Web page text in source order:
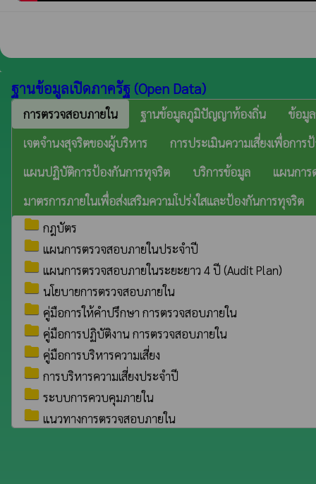
ฐานข้อมูลเปิดภาครัฐ (Open Data)
การตรวจสอบภายใน ฐานข้อมูลภูมิปัญญาท้องถิ่น
ข้อมู
เจตจำนงสุจริตของผู้บริหาร
การประเมินความเสี่ยงเพื่อการ
แผนปฏิบัติการป้องกันการทุจริต
บริการข้อมูล
แผนการ
มาตรการภายในเพื่อส่งเสริมความโปร่งใสและป้องกันการทุจริต
folder กฎบัตร
folder แผนการตรวจสอบภายในประจำปี
folder แผนการตรวจสอบภายในระยะยาว 4 ปี (Audit Plan)
folder นโยบายการตรวจสอบภายใน
folder คู่มือการให้คำปรึกษา การตรวจสอบภายใน
folder คู่มือการปฏิบัติงาน การตรวจสอบภายใน
folder คู่มือการบริหารความเสี่ยง
folder การบริหารความเสี่ยงประจำปี
folder ระบบการควบคุมภายใน
folder แนวทางการตรวจสอบภายใน